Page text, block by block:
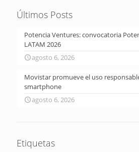
Últimos Posts
Potencia Ventures: convocatoria
LATAM 2026
agosto 6, 2026
Movistar promueve el uso
smartphone
agosto 6, 2026
Etiquetas